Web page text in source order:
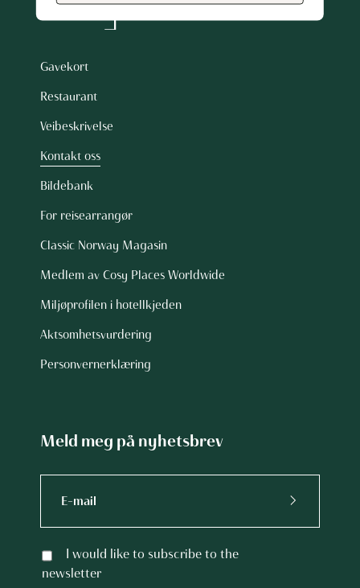
Gavekort
Restaurant
Veibeskrivelse
Kontakt oss
Bildebank
For reisearrangør
Classic Norway Magasin
Medlem av Cosy Places Worldwide
Miljøprofilen i hotellkjeden
Aktsomhetsvurdering
Personvernerklæring
Meld meg på nyhetsbrev
I would like to subscribe to the
newsletter